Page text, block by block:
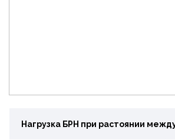
Нагрузка БРН при растоянии